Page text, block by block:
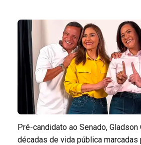
Pré-candidato ao Senado, Gladson
décadas de vida pública marcadas